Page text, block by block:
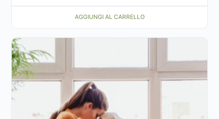
prezzo
originale
prezzo
attuale
AGGIUNGI AL CARRELLO